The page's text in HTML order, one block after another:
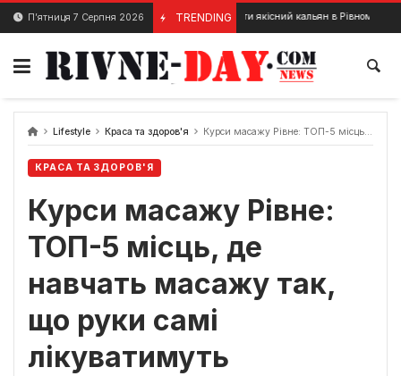
Skip
content
П’ятниця 7 Серпня 2026 TRENDING
25 Березня, 2024 Де покурити якісний кальян в Рівному? 2
Lifestyle Краса та здоров'я Курси масажу Рівне: ТОП-5 місць, де навчать масажу так, що руки самі лікуватимуть
КРАСА ТА ЗДОРОВ'Я
Курси масажу Рівне:
ТОП-5 місць, де
навчать масажу так,
що руки самі
лікуватимуть